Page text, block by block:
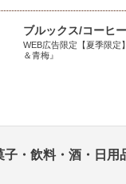
ブルックス/コーヒ
WEB広告限定【夏季限定
＆青梅』
子・飲料・酒・日用